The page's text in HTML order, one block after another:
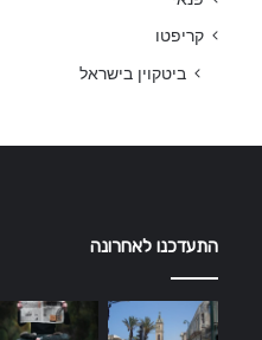
קריפטו
ביטקוין בישראל
התעדכנו לאחרונה